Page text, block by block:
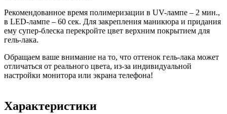
Рекомендованное время полимеризации в UV-лампе – 2 мин.,
в LED-лампе – 60 сек. Для закрепления маникюра и придания
ему супер-блеска перекройте цвет верхним покрытием для
гель-лака.
Обращаем ваше внимание на то, что оттенок гель-лака может
отличаться от реального цвета, из-за индивидуальной
настройки монитора или экрана телефона!
Характеристики